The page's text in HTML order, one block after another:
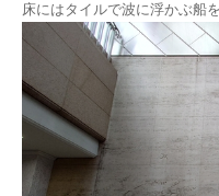
床にはタイルで波に浮かぶ船